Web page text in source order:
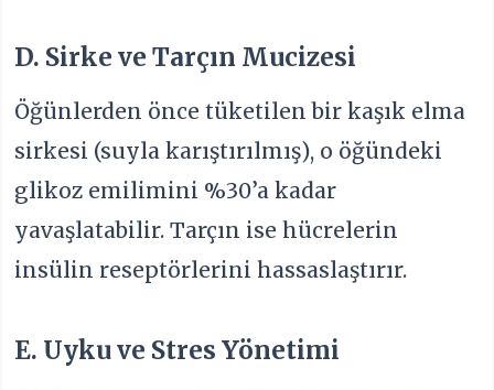
D. Sirke ve Tarçın Mucizesi
Öğünlerden önce tüketilen bir kaşık elma
sirkesi (suyla karıştırılmış), o öğündeki
glikoz emilimini %30’a kadar
yavaşlatabilir. Tarçın ise hücrelerin
insülin reseptörlerini hassaslaştırır.
E. Uyku ve Stres Yönetimi